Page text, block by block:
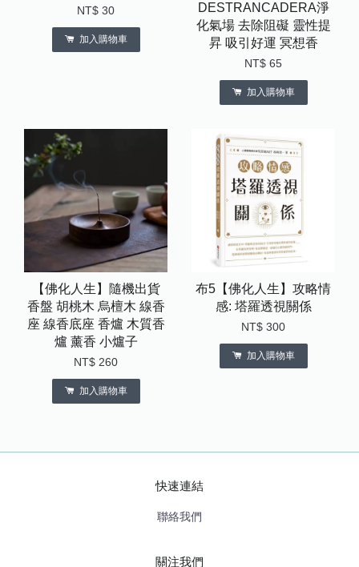
NT$ 30
加入購物車
DESTRANCADERA淨
化氣場 去除阻礙 靈性提
昇 吸引好運 冥想香
NT$ 65
加入購物車
【佛化人生】隨機出貨
香盤 胡桃木 烏檀木 線香
座 線香底座 香爐 木質香
爐 薰香 小爐子
NT$ 260
加入購物車
布5【佛化人生】攻略情
感: 塔羅透視關係
NT$ 300
加入購物車
快速連結
聯絡我們
關注我們